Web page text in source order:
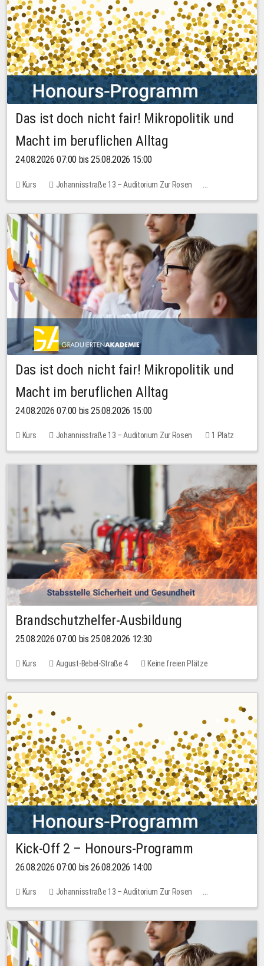
Das ist doch nicht fair! Mikropolitik und
Macht im beruflichen Alltag
24.08.2026 07:00 bis 25.08.2026 15:00
Kurs
Johannisstraße 13 – Auditorium Zur Rosen
Keine freien Plätze
Das ist doch nicht fair! Mikropolitik und
Macht im beruflichen Alltag
24.08.2026 07:00 bis 25.08.2026 15:00
Kurs Johannisstraße 13 – Auditorium Zur Rosen
1 Platz
30,00 EUR
Brandschutzhelfer-Ausbildung
25.08.2026 07:00 bis 25.08.2026 12:30
Kurs August-Bebel-Straße 4 Keine freien Plätze
Kick-Off 2 – Honours-Programm
26.08.2026 07:00 bis 26.08.2026 14:00
Kurs
Johannisstraße 13 – Auditorium Zur Rosen
Keine freien Plätze